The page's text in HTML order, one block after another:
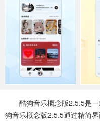
新闻阅读
44款应用
系统工具
649款应用
97款应用
酷狗音乐概念版2.5.5是
狗音乐概念版2.5.5通过精简